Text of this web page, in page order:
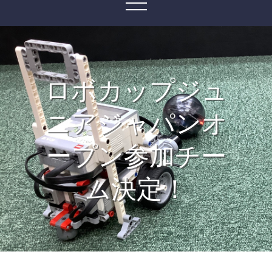
ロボカップジュ
ニアジャパンオ
ープン参加チー
ム決定！